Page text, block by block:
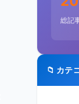
総記
📁 カテ